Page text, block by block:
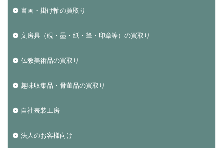
書画・掛け軸の買取り
文房具（硯・墨・紙・筆・印章等）の買取り
仏教美術品の買取り
趣味収集品・骨董品の買取り
自社表装工房
法人のお客様向け